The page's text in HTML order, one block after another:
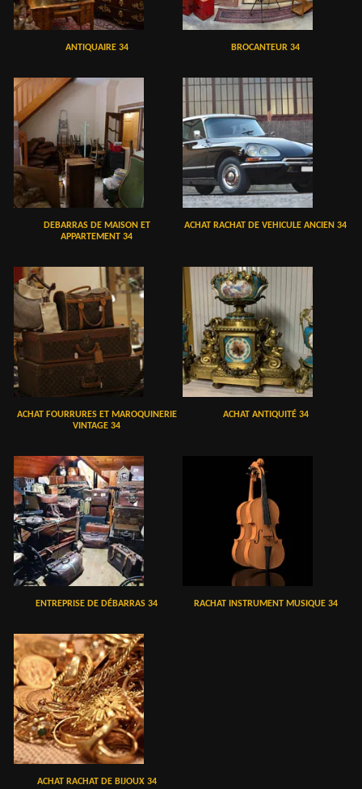
ANTIQUAIRE 34 BROCANTEUR 34
DEBARRAS DE MAISON ET
APPARTEMENT 34
ACHAT RACHAT DE VEHICULE ANCIEN 34
ACHAT FOURRURES ET MAROQUINERIE
VINTAGE 34
ACHAT ANTIQUITÉ 34
ENTREPRISE DE DÉBARRAS 34 RACHAT INSTRUMENT MUSIQUE 34
ACHAT RACHAT DE BIJOUX 34